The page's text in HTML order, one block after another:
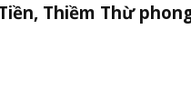
Thiềm Thừ